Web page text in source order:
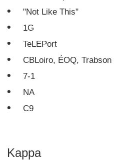
"Not Like This"
1G
TeLEPort
CBLoiro, ÉOQ, Trabson
7-1
NA
C9
Kappa